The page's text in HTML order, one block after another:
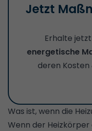
Jetzt
Erhalte
energetische
deren
Was ist, wenn die
Wenn der